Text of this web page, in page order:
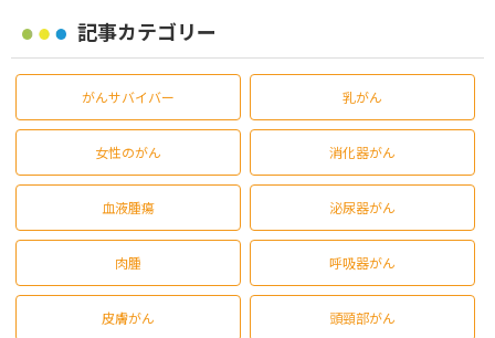
記事カテゴリー
がんサバイバー 乳がん
女性のがん 消化器がん
血液腫瘍 泌尿器がん
肉腫 呼吸器がん
皮膚がん 頭頸部がん